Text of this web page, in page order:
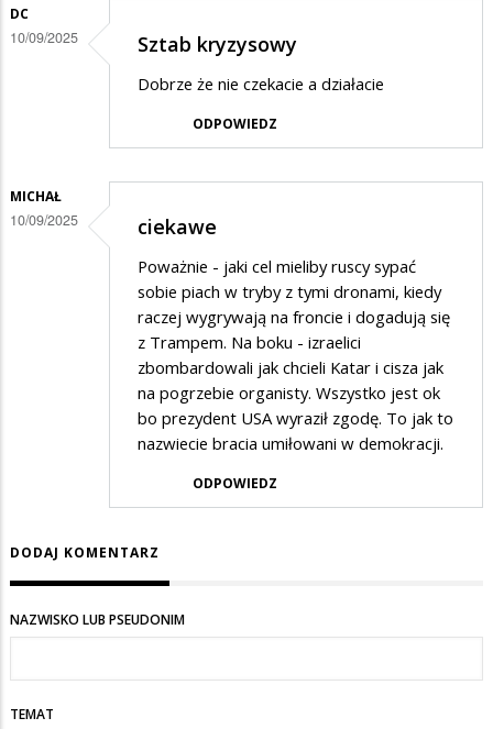
na
wiesz,
o…
DC
10/09/2025 Sztab kryzysowy
Dobrze że nie czekacie a działacie
ODPOWIEDZ
MICHAŁ
10/09/2025 ciekawe
Poważnie - jaki cel mieliby ruscy sypać
sobie piach w tryby z tymi dronami, kiedy
raczej wygrywają na froncie i dogadują się
z Trampem. Na boku - izraelici
zbombardowali jak chcieli Katar i cisza jak
na pogrzebie organisty. Wszystko jest ok
bo prezydent USA wyraził zgodę. To jak to
nazwiecie bracia umiłowani w demokracji.
ODPOWIEDZ
DODAJ KOMENTARZ
NAZWISKO LUB PSEUDONIM
TEMAT